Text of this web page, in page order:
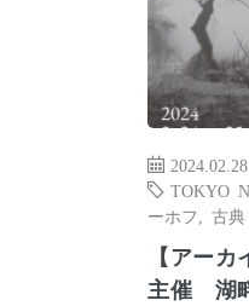
2024.02.28
TOKYO
ーホフ
古典
【アー
主催 湖